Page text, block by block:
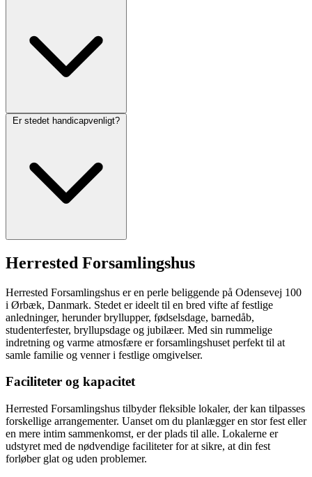
Er stedet handicapvenligt?
Herrested Forsamlingshus
Herrested Forsamlingshus er en perle beliggende på Odensevej 100
i Ørbæk, Danmark. Stedet er ideelt til en bred vifte af festlige
anledninger, herunder bryllupper, fødselsdage, barnedåb,
studenterfester, bryllupsdage og jubilæer. Med sin rummelige
indretning og varme atmosfære er forsamlingshuset perfekt til at
samle familie og venner i festlige omgivelser.
Faciliteter og kapacitet
Herrested Forsamlingshus tilbyder fleksible lokaler, der kan tilpasses
forskellige arrangementer. Uanset om du planlægger en stor fest eller
en mere intim sammenkomst, er der plads til alle. Lokalerne er
udstyret med de nødvendige faciliteter for at sikre, at din fest
forløber glat og uden problemer.